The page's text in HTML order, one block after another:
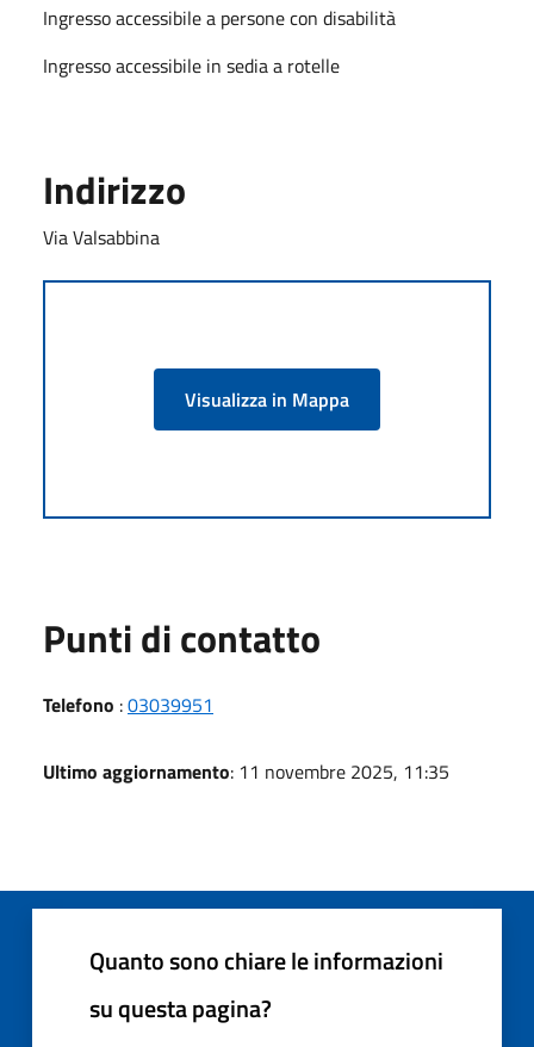
Ingresso accessibile a persone con disabilità
Ingresso accessibile in sedia a rotelle
Indirizzo
Via Valsabbina
Visualizza in Mappa
Punti di contatto
Telefono :03039951
Ultimo aggiornamento: 11 novembre 2025, 11:35
Quanto sono chiare le informazioni
su questa pagina?